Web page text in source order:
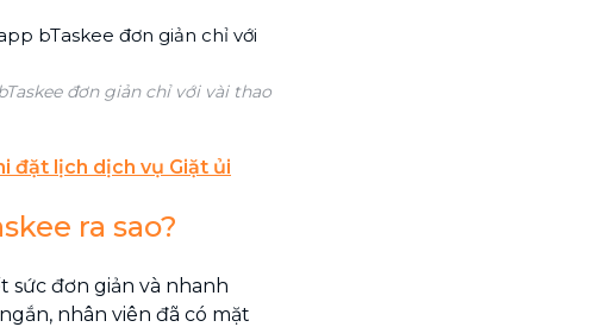
đơn giản chỉ với vài thao
đặt lịch dịch vụ Giặt ủi
ra sao?
sức đơn giản và nhanh
nhân viên đã có mặt